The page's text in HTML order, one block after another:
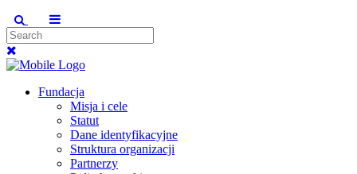
Fundacja
Misja i cele
Statut
Dane identyfikacyjne
Struktura organizacji
Partnerzy